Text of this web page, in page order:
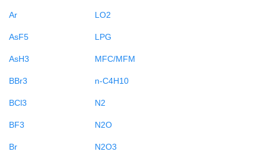
Ar
AsF5
AsH3
BBr3
BCl3
BF3
Br
LO2
LPG
MFC/MFM
n-C4H10
N2
N2O
N2O3